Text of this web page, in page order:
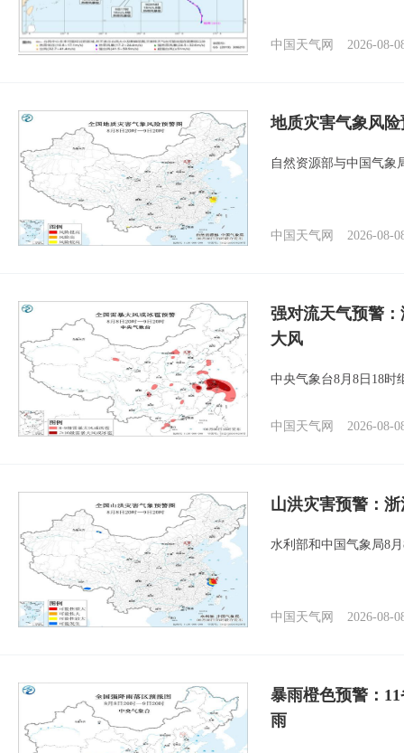
中国天气网 2026-08-
地质灾害气象风
自然资源部与中国气象
中国天气网 2026-08-
强对流天气预警
大风
中央气象台8月8日18时
中国天气网 2026-08-
山洪灾害预警：
水利部和中国气象局8
中国天气网 2026-08-
暴雨橙色预警：
雨